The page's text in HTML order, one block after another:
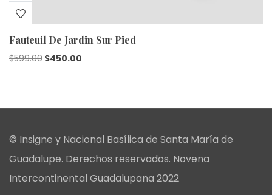
Fauteuil De Jardin Sur Pied
$599.00 Original
$599.00.
$450.00
$450.00.
© Insigne y Nacional Basílica de Santa María de
Guadalupe. Derechos reservados. Novena
Intercontinental Guadalupana 2022